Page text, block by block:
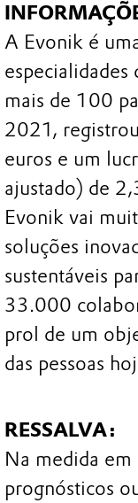
A Evonik é
especialidades
mais de 100
2021,
euros e um
ajustado) de
Evonik vai
soluções
sustentáveis
33.000
prol de um
das pessoas
RESSALVA:
Na medida em
prognósticos